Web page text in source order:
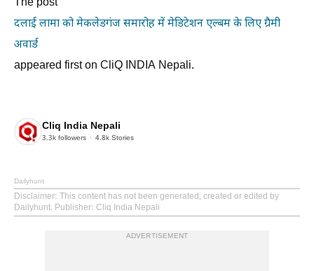
The post
दलाई लामा को मेकलेडगंज समारोह में मेडिटेशन एल्बम के लिए ग्रैमी
अवार्ड
appeared first on CliQ INDIA Nepali.
Cliq India Nepali
3.3k followers 4.8k Stories
Dailyhunt
Disclaimer: This content has not been generated, created or edited by
Dailyhunt. Publisher: Cliq India Nepali
ADVERTISEMENT